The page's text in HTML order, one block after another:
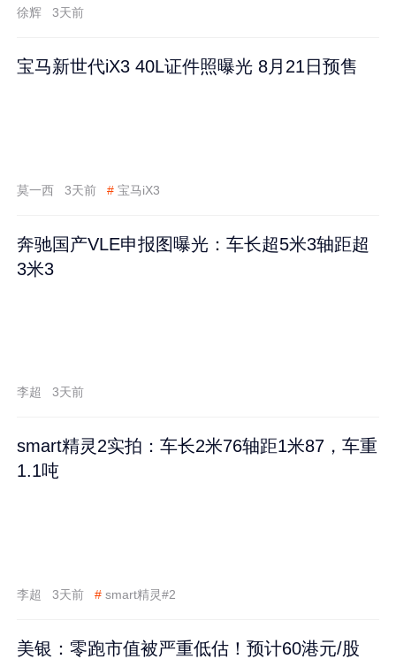
徐辉 3天前
宝马新世代iX3 40L证件照曝光 8月21日预售
莫一西 3天前 # 宝马iX3
奔驰国产VLE申报图曝光：车长超5米3轴距超
3米3
李超 3天前
smart精灵2实拍：车长2米76轴距1米87，车重
1.1吨
李超 3天前 # smart精灵#2
美银：零跑市值被严重低估！预计60港元/股